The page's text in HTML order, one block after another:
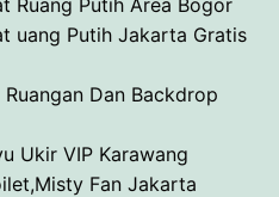
uang Putih Jakarta Gratis
Dan Backdrop
Ukir VIP Karawang
Fan Jakarta